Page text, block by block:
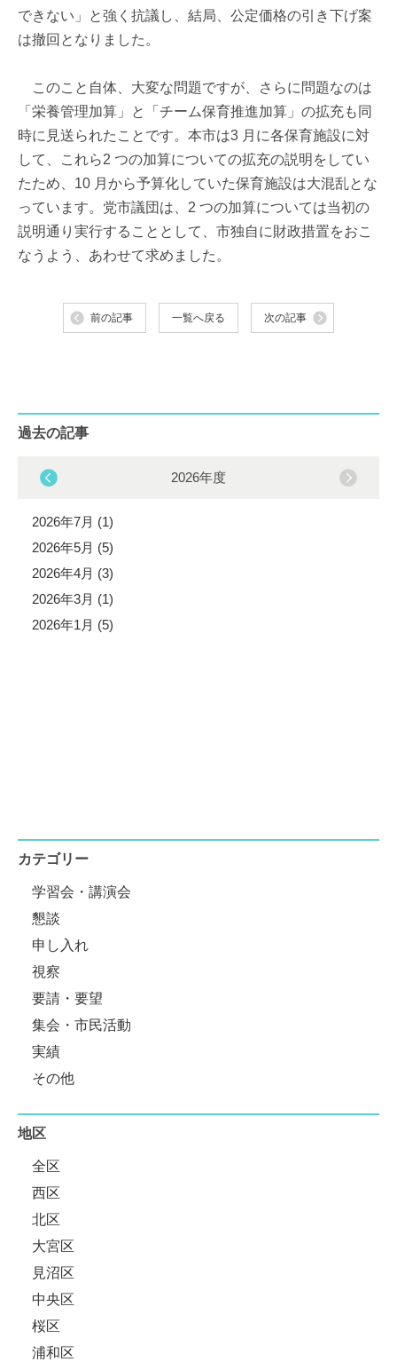
できない」と強く抗議し、結局、公定価格の引き下げ案
は撤回となりました。
このこと自体、大変な問題ですが、さらに問題なのは
「栄養管理加算」と「チーム保育推進加算」の拡充も同
時に見送られたことです。本市は3 月に各保育施設に対
して、これら2 つの加算についての拡充の説明をしてい
たため、10 月から予算化していた保育施設は大混乱とな
っています。党市議団は、2 つの加算については当初の
説明通り実行することとして、市独自に財政措置をおこ
なうよう、あわせて求めました。
前の記事 一覧へ戻る 次の記事
過去の記事
2026年度
2026年7月 (1)
2026年5月 (5)
2026年4月 (3)
2026年3月 (1)
2026年1月 (5)
カテゴリー
学習会・講演会
懇談
申し入れ
視察
要請・要望
集会・市民活動
実績
その他
地区
全区
西区
北区
大宮区
見沼区
中央区
桜区
浦和区